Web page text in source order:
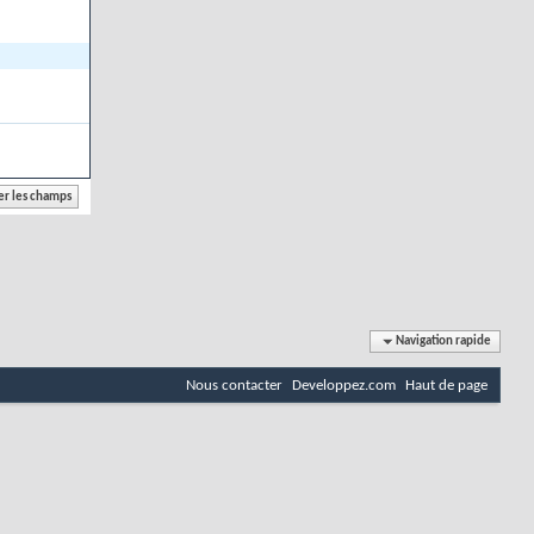
Navigation rapide
Nous contacter Developpez.com Haut de page